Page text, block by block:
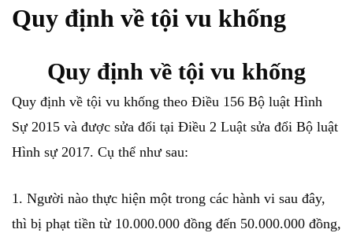
Quy định về tội vu khống
Quy định về tội vu khống
Quy định về tội vu khống theo Điều 156 Bộ luật Hình
Sự 2015 và được sửa đổi tại Điều 2 Luật sửa đổi Bộ luật
Hình sự 2017. Cụ thể như sau:
1. Người nào thực hiện một trong các hành vi sau đây,
thì bị phạt tiền từ 10.000.000 đồng đến 50.000.000 đồng,